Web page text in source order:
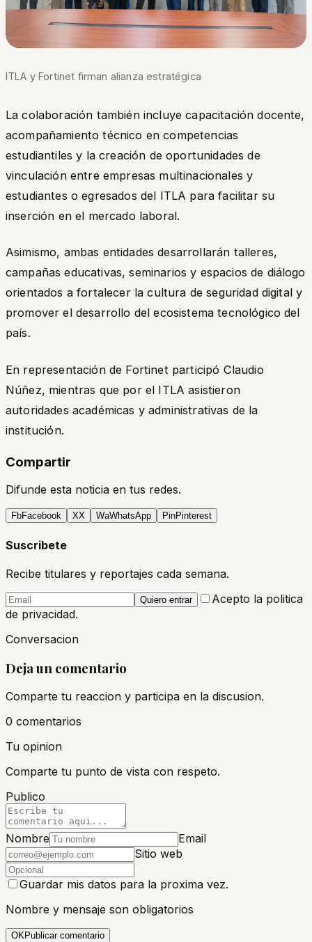
ITLA y Fortinet firman alianza estratégica
La colaboración también incluye capacitación docente,
acompañamiento técnico en competencias
estudiantiles y la creación de oportunidades de
vinculación entre empresas multinacionales y
estudiantes o egresados del ITLA para facilitar su
inserción en el mercado laboral.
Asimismo, ambas entidades desarrollarán talleres,
campañas educativas, seminarios y espacios de diálogo
orientados a fortalecer la cultura de seguridad digital y
promover el desarrollo del ecosistema tecnológico del
país.
En representación de Fortinet participó Claudio
Núñez, mientras que por el ITLA asistieron
autoridades académicas y administrativas de la
institución.
Compartir
Difunde esta noticia en tus redes.
FbFacebook XX WaWhatsApp PinPinterest
Suscribete
Recibe titulares y reportajes cada semana.
Quiero entrar
Acepto la politica
de privacidad.
Conversacion
Deja un comentario
Comparte tu reaccion y participa en la discusion.
0 comentarios
Tu opinion
Comparte tu punto de vista con respeto.
Publico
Nombre
Email
Sitio web
Guardar mis datos para la proxima vez.
Nombre y mensaje son obligatorios
OKPublicar comentario